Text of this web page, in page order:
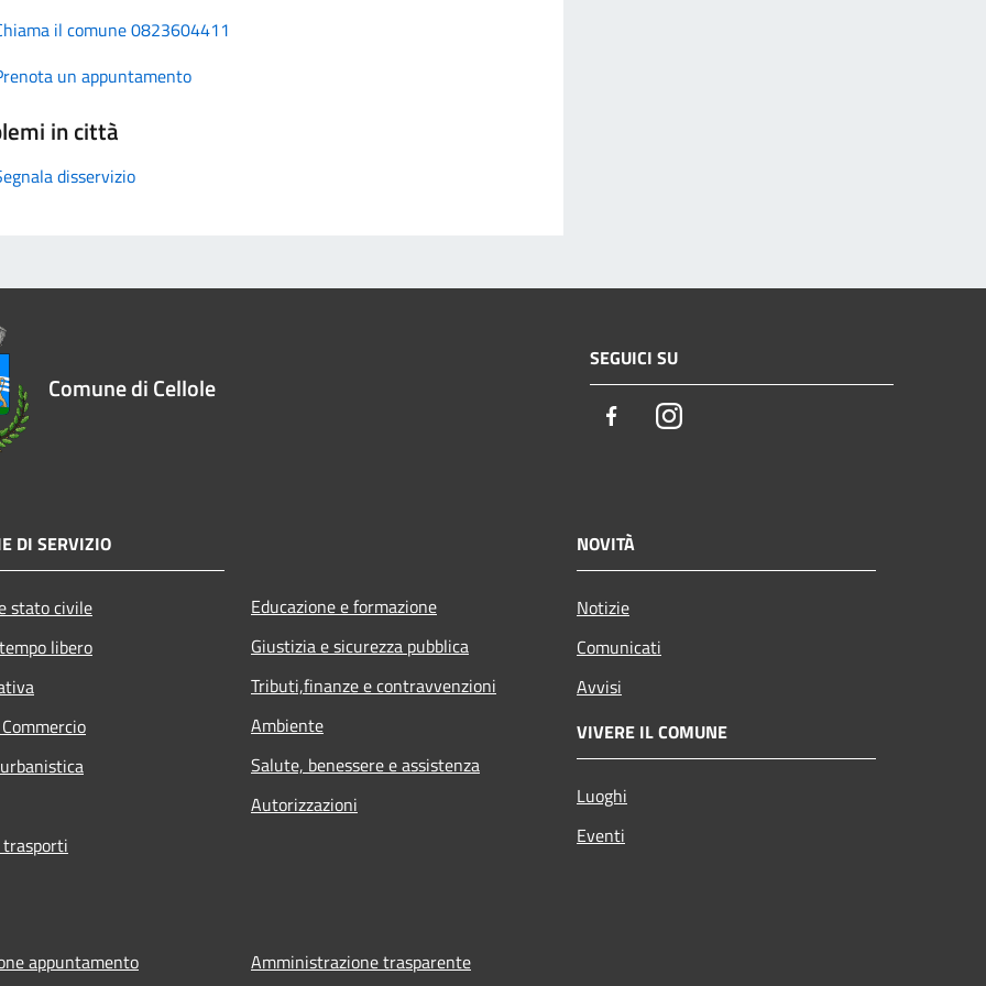
il comune 0823604411
un appuntamento
in città
disservizio
Comune di Cellole
SEGUICI SU
FacebookInstagram
DI SERVIZIO
stato civile
libero
Educazione e formazione
Giustizia e sicurezza pubblica
Tributi,finanze e contravvenzioni
Ambiente
Salute, benessere e assistenza
Autorizzazioni
NOVITÀ
Notizie
Comunicati
Avvisi
VIVERE IL COMUNE
Luoghi
Eventi
appuntamento Amministrazione trasparente